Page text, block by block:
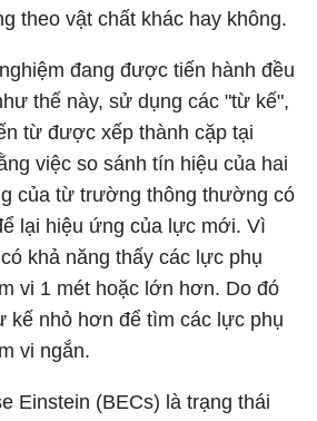
theo vật chất khác hay không.
đang được tiến hành đều
thế này, sử dụng các "từ kế",
từ được xếp thành cặp tại
việc so sánh tín hiệu của hai
của từ trường thông thường có
lại hiệu ứng của lực mới. Vì
khả năng thấy các lực phụ
vi 1 mét hoặc lớn hơn. Do đó
kế nhỏ hơn để tìm các lực phụ
vi ngắn.
Einstein (BECs) là trạng thái